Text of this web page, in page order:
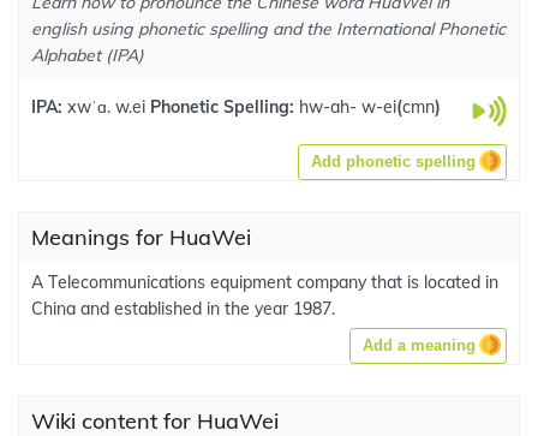
english using phonetic spelling and the International Phonetic
Alphabet (IPA)
IPA: xwˈɑ. w.ei Phonetic Spelling: hw-ah- w-ei(cmn)
Add phonetic spelling
Meanings for HuaWei
A Telecommunications equipment company that is located in
China and established in the year 1987.
Add a meaning
Wiki content for HuaWei